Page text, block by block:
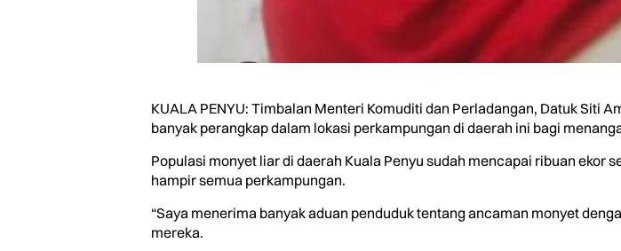
KUALA PENYU: Timbalan Menteri Komuditi dan Perladangan, Datuk Siti
banyak perangkap dalam lokasi perkampungan di daerah ini bagi
Populasi monyet liar di daerah Kuala Penyu sudah mencapai ribuan ekor
hampir semua perkampungan.
“Saya menerima banyak aduan penduduk tentang ancaman monyet
mereka.